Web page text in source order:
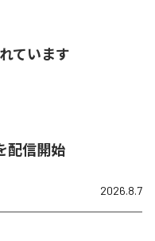
ています
配信開始
2026.8.7